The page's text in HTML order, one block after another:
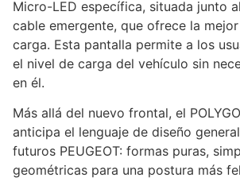
Micro-LED específica, situada junto
cable emergente, que ofrece la
carga. Esta pantalla permite a los
el nivel de carga del vehículo sin
en él.
Más allá del nuevo frontal, el
anticipa el lenguaje de diseño
futuros PEUGEOT: formas puras,
geométricas para una postura más